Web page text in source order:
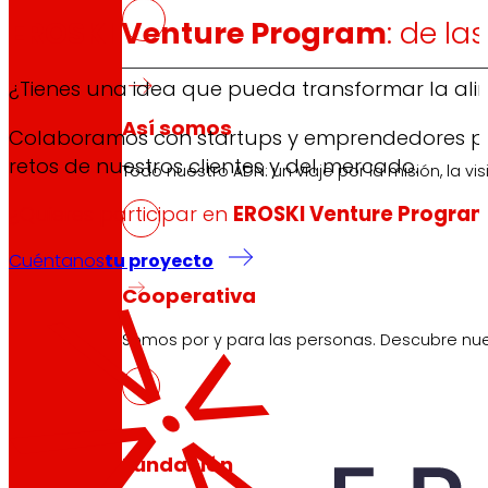
Así somos
Todo nuestro ADN: un viaje por la misión, la
Cooperativa
Somos por y para las personas. Descubre
Fundación
EROSKI Venture Program: de
¿Tienes una idea que pueda transformar la
Colaboramos con startups y emprendedores
retos de nuestros clientes y del mercado.
¿Quieres participar en EROSKI Venture
Cuéntanostu proyecto